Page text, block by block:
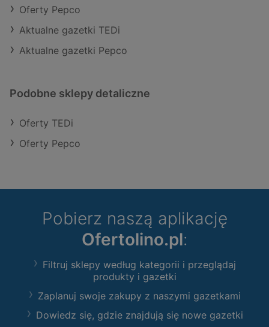
Oferty Pepco
Aktualne gazetki TEDi
Aktualne gazetki Pepco
Podobne sklepy detaliczne
Oferty TEDi
Oferty Pepco
Pobierz naszą aplikację
Ofertolino.pl:
Filtruj sklepy według kategorii i przeglądaj
produkty i gazetki
Zaplanuj swoje zakupy z naszymi gazetkami
Dowiedz się, gdzie znajdują się nowe gazetki